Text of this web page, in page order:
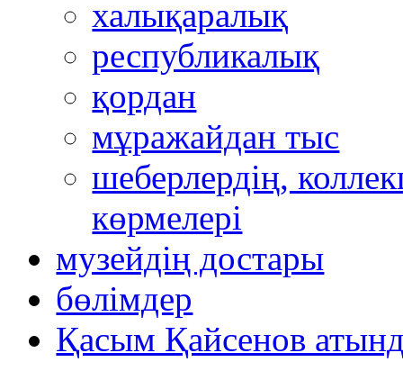
халықаралық
республикалық
қордан
мұражайдан тыс
шеберлердің,
көрмелері
музейдің достары
бөлімдер
Қасым Қайсенов